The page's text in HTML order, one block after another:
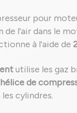
pour
de l'air dans le
à l'aide de
utilise les gaz
de
cylindres.